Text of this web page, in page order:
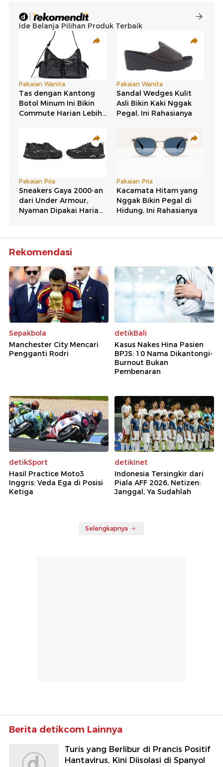
Rekomendasi
Sepakbola
Manchester City Mencari
Pengganti Rodri
detikBali
Kasus Nakes Hina Pasien
BPJS: 10 Nama Dikantongi-
Burnout Bukan
Pembenaran
detikSport
Hasil Practice Moto3
Inggris: Veda Ega di Posisi
Ketiga
detikInet
Indonesia Tersingkir dari
Piala AFF 2026, Netizen:
Janggal, Ya Sudahlah
Selengkapnya
Berita detikcom Lainnya
Turis yang Berlibur di Prancis Positif
Hantavirus, Kini Diisolasi di Spanyol